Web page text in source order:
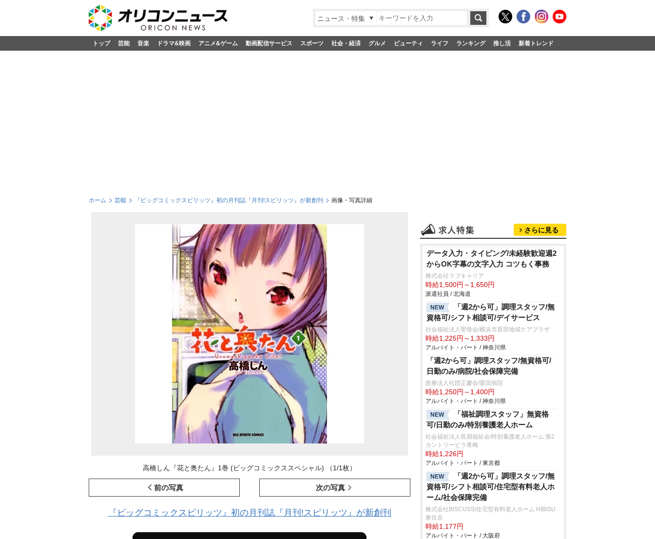
ニュース・特集
トップ 芸能 音楽 ドラマ&映画 アニメ&ゲーム 動画配信サービス スポーツ 社会・経済 グルメ ビューティ ライフ ランキング 推し活 新着トレンド
ホーム 芸能 『ビッグコミックスピリッツ』初の月刊誌『月刊!スピリッツ』が新創刊 画像・写真詳細
高橋しん『花と奥たん』1巻 (ビッグコミックススペシャル) （1/1枚）
前の写真 次の写真
『ビッグコミックスピリッツ』初の月刊誌『月刊!スピリッツ』が新創刊
さらに見る
データ入力・タイピング/未経験歓迎週2
からOK字幕の文字入力 コツもく事務
株式会社ラブキャリア
時給1,500円～1,650円
派遣社員 / 北海道
NEW
「週2から可」調理スタッフ/無
資格可/シフト相談可/デイサービス
社会福祉法人聖母会/横浜市原宿地域ケアプラザ
時給1,225円～1,333円
アルバイト・パート / 神奈川県
「週2から可」調理スタッフ/無資格可/
日勤のみ/病院/社会保障完備
医療法人社団正慶会/栗田病院
時給1,250円～1,400円
アルバイト・パート / 神奈川県
NEW
「福祉調理スタッフ」無資格
可/日勤のみ/特別養護老人ホーム
社会福祉法人長淵福祉会/特別養護老人ホーム 第2
カントリービラ青梅
時給1,226円
アルバイト・パート / 東京都
NEW
「週2から可」調理スタッフ/無
資格可/シフト相談可/住宅型有料老人ホ
ーム/社会保障完備
株式会社BISCUSS/住宅型有料老人ホーム HIBISU
東住吉
時給1,177円
アルバイト・パート / 大阪府